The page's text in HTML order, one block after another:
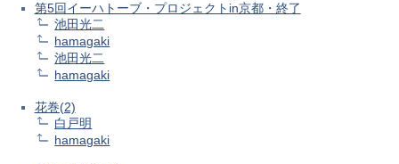
第5回イーハトーブ・プロジェクトin京都・終了
池田光二
hamagaki
池田光二
hamagaki
花巻(2)
白戸明
hamagaki